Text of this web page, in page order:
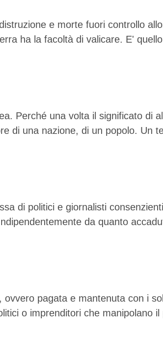
e morte fuori controllo
ha la facoltà di valicare. E'
Perché una volta il significato di
di una nazione, di un popolo. Un
di politici e giornalisti
da quanto
pagata e mantenuta con i
o imprenditori che manipolano